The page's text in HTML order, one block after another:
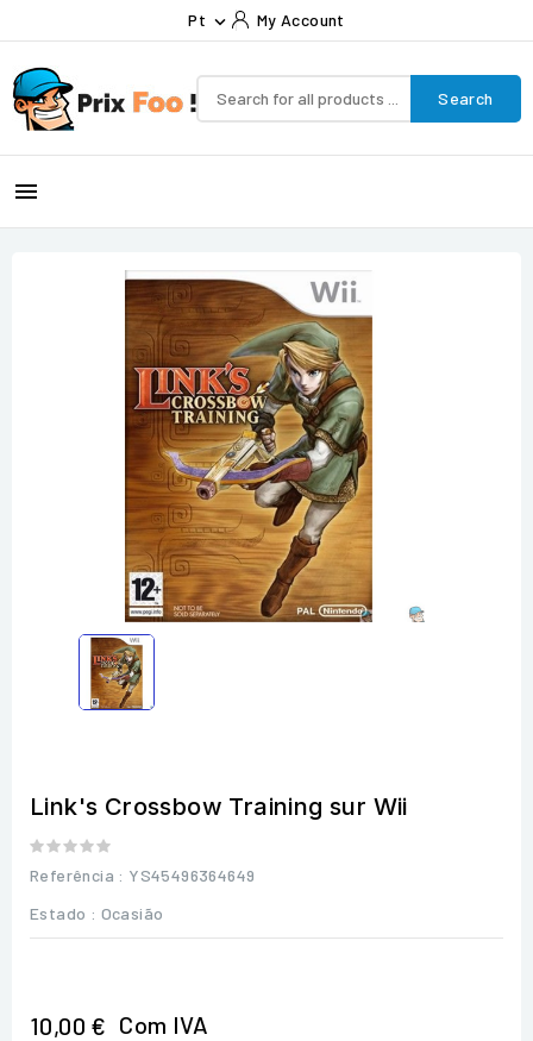
Pt  My Account
Search

Link's Crossbow Training sur Wii
Referência : YS45496364649
Estado : Ocasião
10,00 € Com IVA